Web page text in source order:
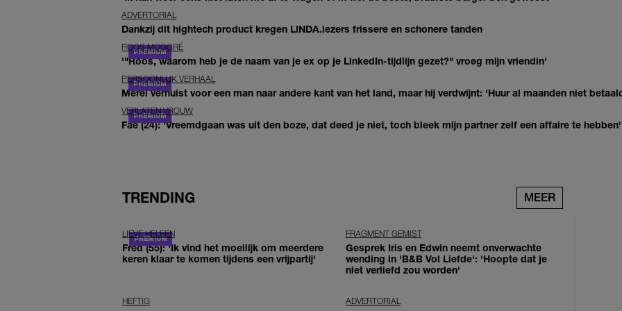
ADVERTORIAL
Dankzij dit hightech product kregen LINDA.lezers frissere en schonere tanden
ROOS MOGGRÉ
'"Roos, waarom heb je de naam van je ex op je LinkedIn-tijdlijn gezet?" vroeg mijn vriendin'
PERSOONLIJK VERHAAL
Merel verhuist voor een man naar andere kant van het land, maar hij verdwijnt: 'Huur al maanden niet
VERLATEN VROUW
Fae (24): 'Vreemdgaan was uit den boze, dat deed je niet, toch bleek mijn partner zelf een affaire te hebben'
TRENDING MEER
LIEVE HELEEN
Fred (55): 'Ik vind het moeilijk om meerdere
keren klaar te komen tijdens een vrijpartij'
FRAGMENT GEMIST
Gesprek Iris en Edwin neemt onverwachte
wending in 'B&B Vol Liefde': 'Hoopte dat je
niet verliefd zou worden'
HEFTIG ADVERTORIAL